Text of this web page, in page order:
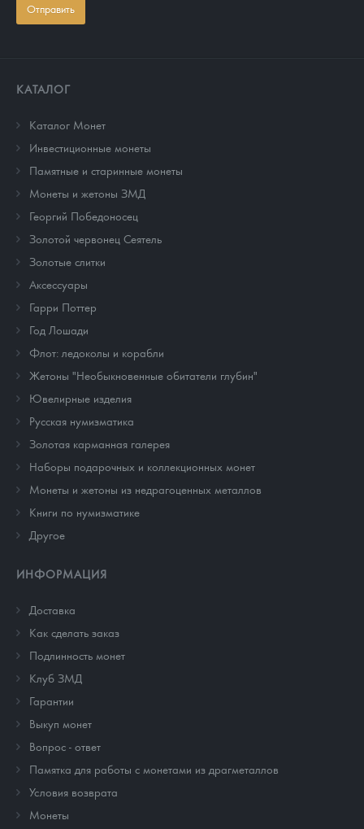
Отправить
КАТАЛОГ
Каталог Монет
Инвестиционные монеты
Памятные и старинные монеты
Монеты и жетоны ЗМД
Георгий Победоносец
Золотой червонец Сеятель
Золотые слитки
Аксессуары
Гарри Поттер
Год Лошади
Флот: ледоколы и корабли
Жетоны "Необыкновенные обитатели глубин"
Ювелирные изделия
Русская нумизматика
Золотая карманная галерея
Наборы подарочных и коллекционных монет
Монеты и жетоны из недрагоценных металлов
Книги по нумизматике
Другое
ИНФОРМАЦИЯ
Доставка
Как сделать заказ
Подлинность монет
Клуб ЗМД
Гарантии
Выкуп монет
Вопрос - ответ
Памятка для работы с монетами из драгметаллов
Условия возврата
Монеты